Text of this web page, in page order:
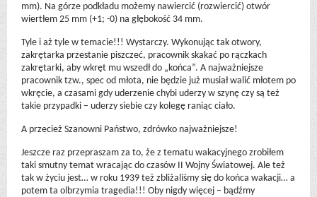
mm). Na górze podkładu możemy nawiercić (rozwiercić) otwór
wiertłem 25 mm (+1; -0) na głębokość 34 mm.
Tyle i aż tyle w temacie!!! Wystarczy. Wykonując tak otwory,
zakrętarka przestanie piszczeć, pracownik skakać po rączkach
zakrętarki, aby wkręt mu wszedł do „końca”. A najważniejsze
pracownik tzw., spec od młota, nie będzie już musiał walić młotem po
wkręcie, a czasami gdy uderzenie chybi uderzy w szynę czy są też
takie przypadki – uderzy siebie czy kolegę raniąc ciało.
A przecież Szanowni Państwo, zdrówko najważniejsze!
Jeszcze raz przepraszam za to, że z tematu wakacyjnego zrobiłem
taki smutny temat wracając do czasów II Wojny Światowej. Ale też
tak w życiu jest… w roku 1939 też zbliżaliśmy się do końca wakacji… a
potem ta olbrzymia tragedia!!! Oby nigdy więcej – bądźmy